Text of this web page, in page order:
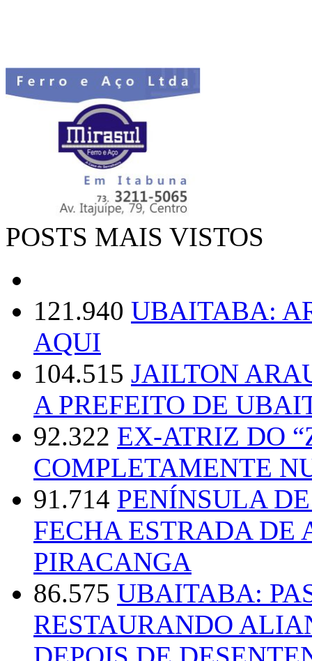
POSTS MAIS VISTOS
121.940 UBAITABA:
AQUI
104.515 JAILTON
A PREFEITO DE
92.322 EX-ATRIZ DO
COMPLETAMENTE
91.714 PENÍNSULA
FECHA ESTRADA DE
PIRACANGA
86.575 UBAITABA:
RESTAURANDO